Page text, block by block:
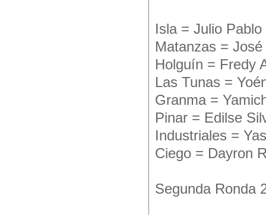
Isla = Julio
Matanzas =
Holguín = Fredy
Las Tunas =
Granma =
Pinar = Edilse
Industriales =
Ciego = Dayron
Segunda Ronda